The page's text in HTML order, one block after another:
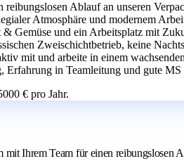
reibungslosen Ablauf an unseren
Atmosphäre und modernem
& Gemüse und ein Arbeitsplatz mit
Zweischichtbetrieb, keine
mit und arbeite in einem
Erfahrung in Teamleitung und gute
€ pro Jahr.
Ihrem Team für einen